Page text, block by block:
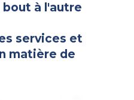
à l'autre
services et
matière de